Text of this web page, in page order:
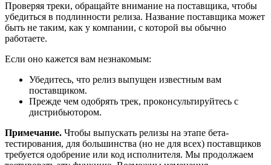
Проверяя треки, обращайте внимание на поставщика, чтобы
убедиться в подлинности релиза. Название поставщика может
быть не таким, как у компании, с которой вы обычно
работаете.
Если оно кажется вам незнакомым:
Убедитесь, что релиз выпущен известным вам
поставщиком.
Прежде чем одобрять трек, проконсультируйтесь с
дистрибьютором.
Примечание. Чтобы выпускать релизы на этапе бета-
тестирования, для большинства (но не для всех) поставщиков
требуется одобрение или код исполнителя. Мы продолжаем